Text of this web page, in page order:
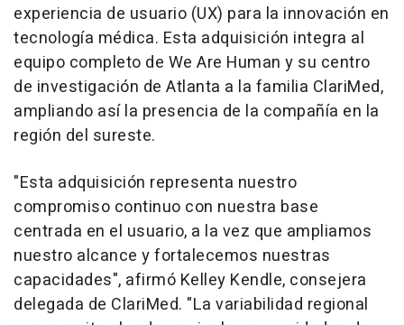
experiencia de usuario (UX) para la innovación en
tecnología médica. Esta adquisición integra al
equipo completo de We Are Human y su centro
de investigación de Atlanta a la familia ClariMed,
ampliando así la presencia de la compañía en la
región del sureste.
"Esta adquisición representa nuestro
compromiso continuo con nuestra base
centrada en el usuario, a la vez que ampliamos
nuestro alcance y fortalecemos nuestras
capacidades", afirmó Kelley Kendle, consejera
delegada de ClariMed. "La variabilidad regional